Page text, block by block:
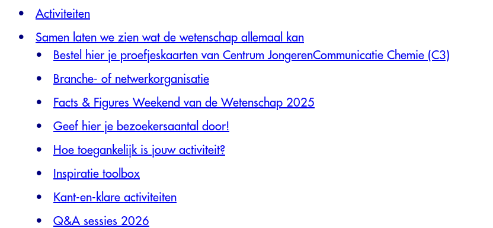
Activiteiten
Samen laten we zien wat de wetenschap allemaal kan
Bestel hier je proefjeskaarten van Centrum JongerenCommunicatie Chemie (C3)
Branche- of netwerkorganisatie
Facts & Figures Weekend van de Wetenschap 2025
Geef hier je bezoekersaantal door!
Hoe toegankelijk is jouw activiteit?
Inspiratie toolbox
Kant-en-klare activiteiten
Q&A sessies 2026